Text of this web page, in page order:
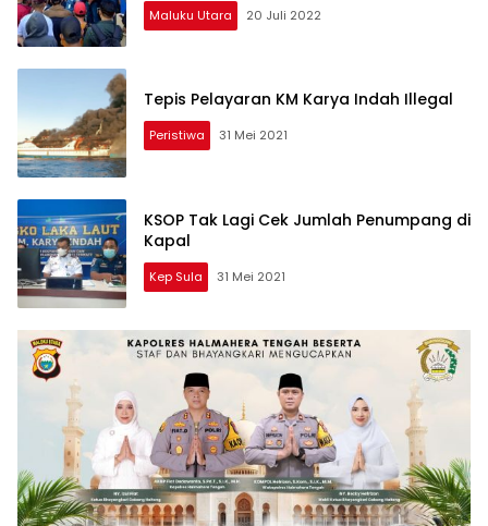
Maluku Utara 20 Juli 2022
Tepis Pelayaran KM Karya Indah Illegal
Peristiwa 31 Mei 2021
KSOP Tak Lagi Cek Jumlah Penumpang di
Kapal
Kep Sula 31 Mei 2021